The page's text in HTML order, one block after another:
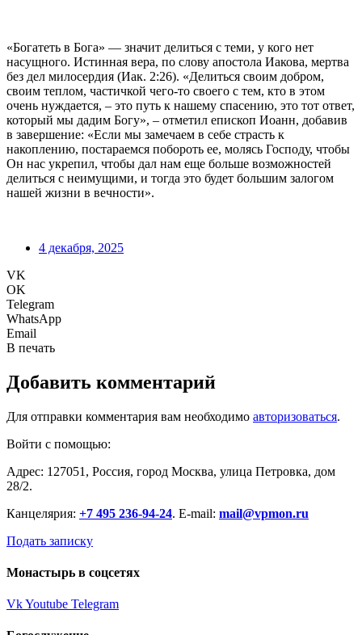
«Богатеть в Бога» — значит делиться с теми, у кого нет
насущного. Истинная вера, по слову апостола Иакова, мертва
без дел милосердия (Иак. 2:26). «Делиться своим добром,
своим теплом, частичкой чего-то своего с тем, кто в этом
очень нуждается, – это путь к нашему спасению, это тот ответ,
который мы дадим Богу», – отметил епископ Иоанн, добавив
в завершение: «Если мы замечаем в себе страсть к
накоплению, постараемся побороть ее, молясь Господу, чтобы
Он нас укрепил, чтобы дал нам еще больше возможностей
делиться с неимущими, и тогда это будет большим залогом
нашей жизни в вечности».
4 декабря, 2025
VK
OK
Telegram
WhatsApp
Email
В печать
Добавить комментарий
Для отправки комментария вам необходимо авторизоваться.
Войти с помощью:
Адрес: 127051, Россия, город Москва, улица Петровка, дом
28/2.
Канцелярия: +7 495 236-94-24. E-mail: mail@vpmon.ru
Подать записку
Монастырь в соцсетях
VkYoutube Telegram